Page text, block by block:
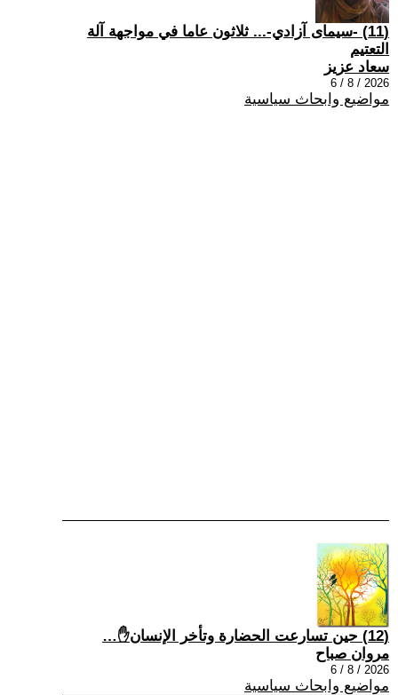
(11) -سيمای آزادي-... ثلاثون عاما في مواجهة آلة
التعتيم
سعاد عزيز
2026 / 8 / 6
مواضيع وابحاث سياسية
(12) حين تسارعت الحضارة وتأخر الإنسان✋…
مروان صباح
2026 / 8 / 6
مواضيع وابحاث سياسية